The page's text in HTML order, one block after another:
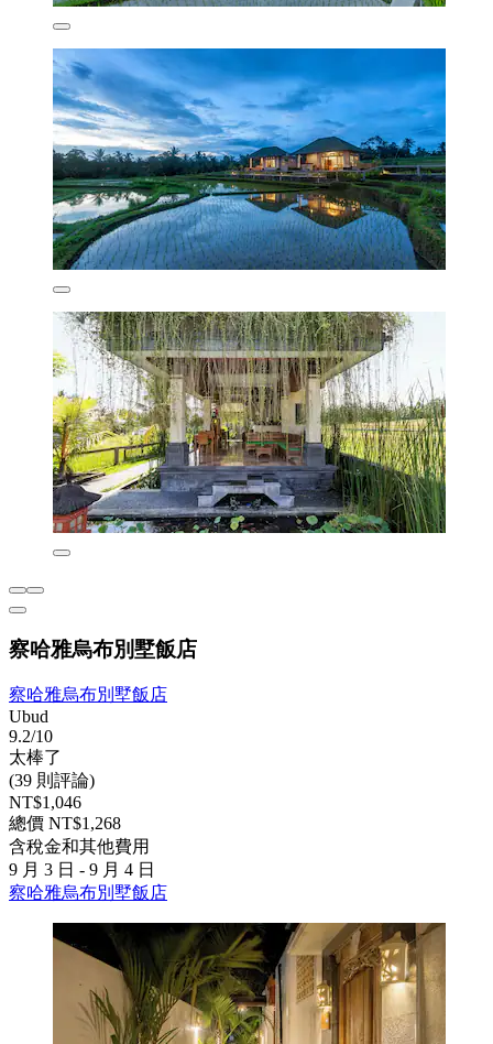
察哈雅烏布別墅飯店
察哈雅烏布別墅飯店
Ubud
9.2/10
太棒了
(39 則評論)
NT$1,046
總價 NT$1,268
含稅金和其他費用
9 月 3 日 - 9 月 4 日
察哈雅烏布別墅飯店